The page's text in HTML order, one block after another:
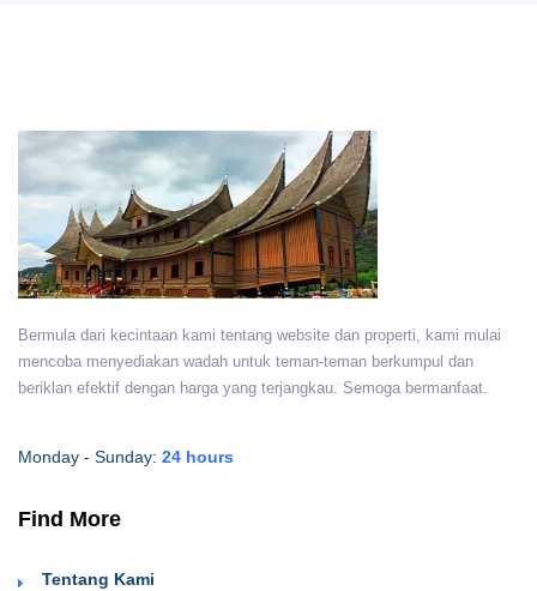
Bermula dari kecintaan kami tentang website dan properti, kami mulai
mencoba menyediakan wadah untuk teman-teman berkumpul dan
beriklan efektif dengan harga yang terjangkau. Semoga bermanfaat.
Monday - Sunday: 24 hours
Find More
Tentang Kami